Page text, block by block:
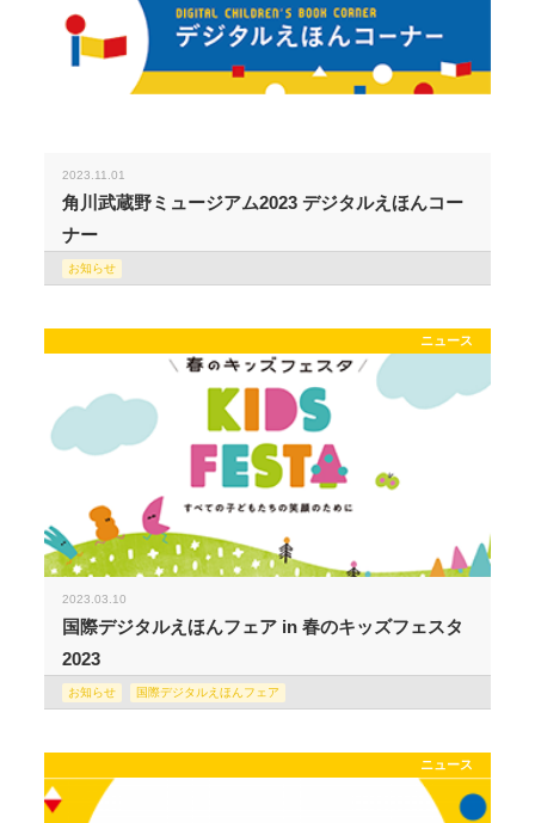
2023.11.01
角川武蔵野ミュージアム2023 デジタルえほんコー
ナー
お知らせ
ニュース
2023.03.10
国際デジタルえほんフェア in 春のキッズフェスタ
2023
お知らせ 国際デジタルえほんフェア
ニュース